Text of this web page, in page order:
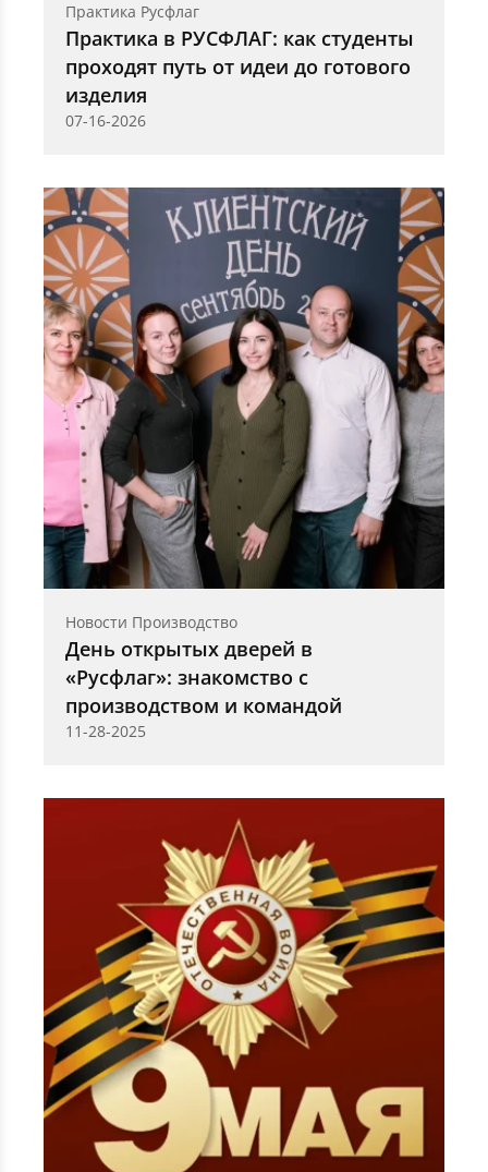
Практика Русфлаг
Практика в РУСФЛАГ: как студенты
проходят путь от идеи до готового
изделия
07-16-2026
Новости Производство
День открытых дверей в
«Русфлаг»: знакомство с
производством и командой
11-28-2025